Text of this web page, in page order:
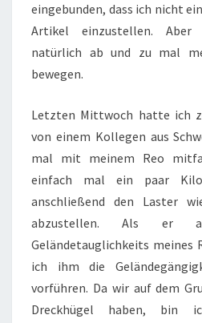
eingebunden, dass ich nicht
Artikel einzustellen.
natürlich ab und zu mal
bewegen.
Letzten Mittwoch hatte ich
von einem Kollegen aus
mal mit meinem Reo
einfach mal ein paar
anschließend den Laster
abzustellen. Als er
Geländetauglichkeits meines
ich ihm die
vorführen. Da wir auf dem
Dreckhügel haben, bin